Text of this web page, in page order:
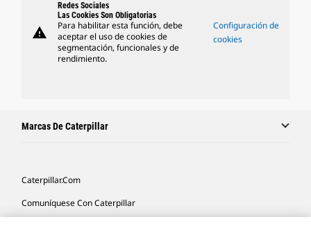
warning
Redes Sociales
Las Cookies Son Obligatorias
Para habilitar esta función, debe
aceptar el uso de cookies de
segmentación, funcionales y de
rendimiento.
Configuración de
cookies
Marcas De Caterpillar
Caterpillar.com
Comuníquese Con Caterpillar